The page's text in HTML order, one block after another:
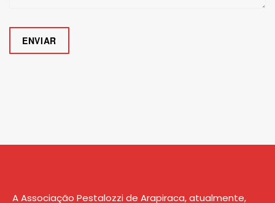
A Associação Pestalozzi de Arapiraca, atualmente,